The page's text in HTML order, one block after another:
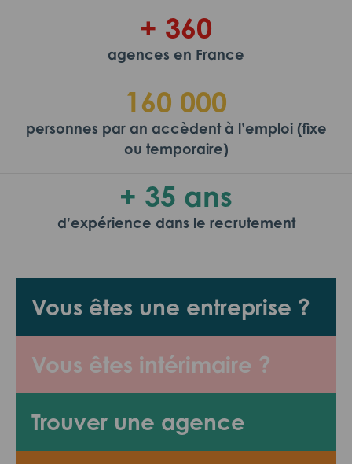
Vous êtes une entreprise ?
Vous êtes intérimaire ?
Trouver une agence
+ 360
agences en France
160 000
personnes par an accèdent à l’emploi (fixe
ou temporaire)
+ 35 ans
d’expérience dans le recrutement